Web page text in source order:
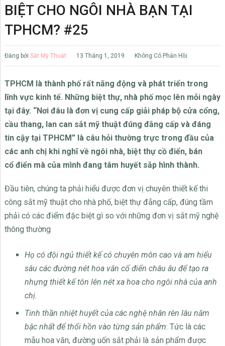
BIỆT CHO NGÔI NHÀ BẠN TẠI
TPHCM? #25
Đăng bởi Sắt Mỹ Thuật 13 Tháng 1, 2019 Không Có Phản Hồi
TPHCM là thành phố rất năng động và phát triển trong
lĩnh vực kinh tế. Những biệt thự, nhà phố mọc lên mỗi ngày
tại đây. “Nơi đâu là đơn vị cung cấp giải pháp bộ cửa cổng,
cầu thang, lan can sắt mỹ thuật đúng đằng cấp và đáng
tin cậy tại TPHCM” là câu hỏi thường trực trong đầu của
các anh chị khi nghĩ về ngôi nhà, biệt thự cồ điển, bán
cổ điển mà của mình đang tâm huyết sắp hình thành.
Đầu tiên, chúng ta phải hiểu được đơn vị chuyên thiết kế thi
công sắt mỹ thuật cho nhà phố, biệt thự đẳng cấp, đúng tầm
phải có các điểm đặc biệt gì so với những đơn vị sắt mỹ nghệ
thông thường
Họ có đội ngủ thiết kế có chuyên môn cao và am hiểu
sâu các đường nét hoa văn cổ điển châu âu để tạo ra
nhựng thiết kế tôn lên nét xa hoa cho ngôi nhà của anh
chị.
Tinh thần nhiệt huyết của các nghệ nhân rèn lâu năm
bậc nhất để thổi hồn vào từng sản phẩm: Tức là các
mẫu hoa văn, đường uốn sắt phải là sản phẩm được